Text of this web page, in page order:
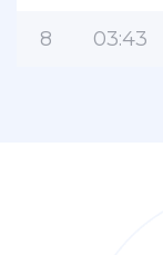
8 03:43